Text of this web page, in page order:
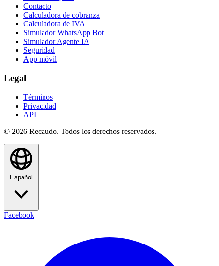
Contacto
Calculadora de cobranza
Calculadora de IVA
Simulador WhatsApp Bot
Simulador Agente IA
Seguridad
App móvil
Legal
Términos
Privacidad
API
© 2026 Recaudo. Todos los derechos reservados.
Español
Facebook